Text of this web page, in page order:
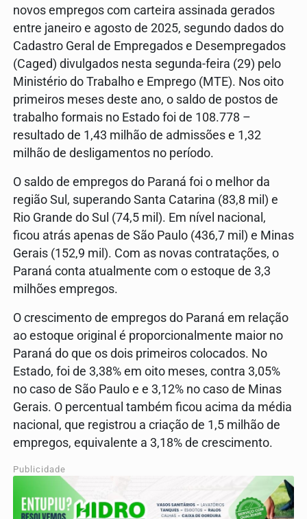
novos empregos com carteira assinada gerados
entre janeiro e agosto de 2025, segundo dados do
Cadastro Geral de Empregados e Desempregados
(Caged) divulgados nesta segunda-feira (29) pelo
Ministério do Trabalho e Emprego (MTE). Nos oito
primeiros meses deste ano, o saldo de postos de
trabalho formais no Estado foi de 108.778 –
resultado de 1,43 milhão de admissões e 1,32
milhão de desligamentos no período.
O saldo de empregos do Paraná foi o melhor da
região Sul, superando Santa Catarina (83,8 mil) e
Rio Grande do Sul (74,5 mil). Em nível nacional,
ficou atrás apenas de São Paulo (436,7 mil) e Minas
Gerais (152,9 mil). Com as novas contratações, o
Paraná conta atualmente com o estoque de 3,3
milhões empregos.
O crescimento de empregos do Paraná em relação
ao estoque original é proporcionalmente maior no
Paraná do que os dois primeiros colocados. No
Estado, foi de 3,38% em oito meses, contra 3,05%
no caso de São Paulo e e 3,12% no caso de Minas
Gerais. O percentual também ficou acima da média
nacional, que registrou a criação de 1,5 milhão de
empregos, equivalente a 3,18% de crescimento.
Publicidade